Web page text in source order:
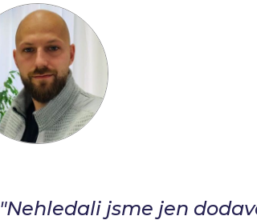
"Nehledali jsme jen